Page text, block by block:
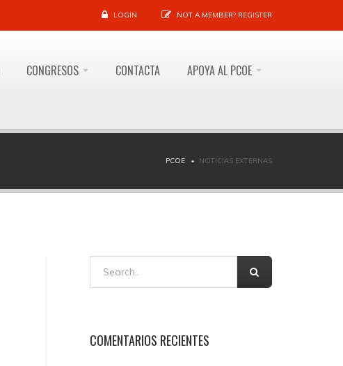
LOGIN NOT A MEMBER? REGISTER
CONGRESOS CONTACTA APOYA AL PCOE
PCOE NOTICIAS EXTERNAS
COMENTARIOS RECIENTES